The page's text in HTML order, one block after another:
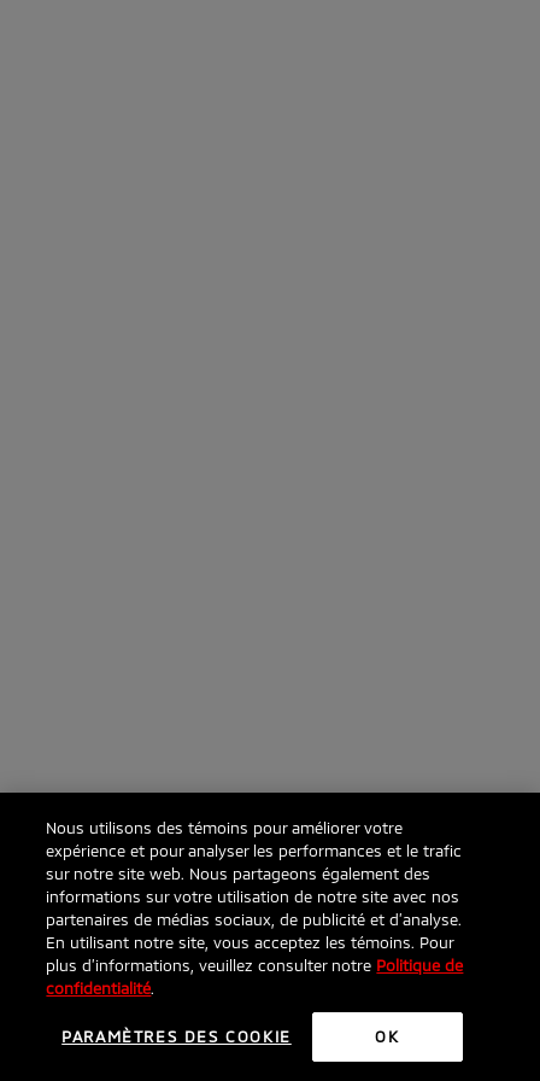
Nous utilisons des témoins pour améliorer votre
expérience et pour analyser les performances et le trafic
sur notre site web. Nous partageons également des
informations sur votre utilisation de notre site avec nos
partenaires de médias sociaux, de publicité et d’analyse.
En utilisant notre site, vous acceptez les témoins. Pour
plus d’informations, veuillez consulter notre Politique de
confidentialité.
PARAMÈTRES DES COOKIE OK